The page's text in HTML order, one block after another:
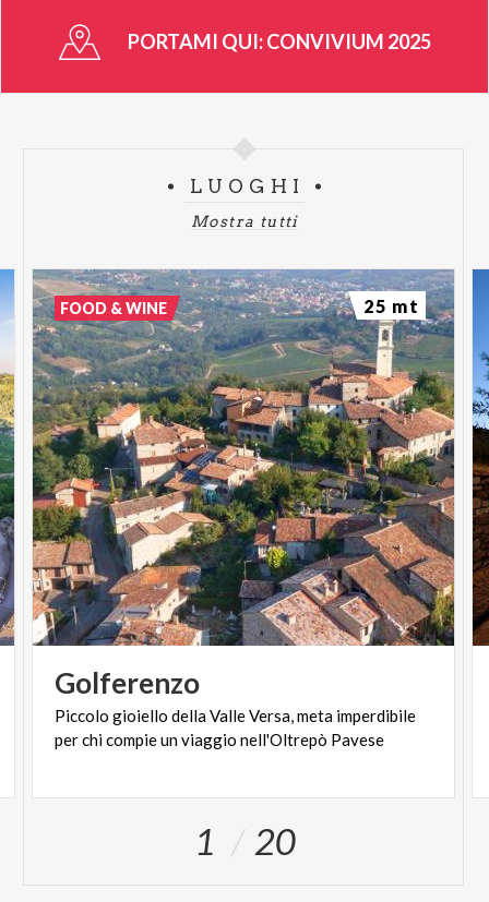
PORTAMI QUI:CONVIVIUM 2025
LUOGHI
Mostra tutti
Golferenzo
Piccolo gioiello dellaValleVersa,meta imperdibile
perchicompieunviaggio nell'Oltrepò Pavese
FOOD & WINE 25 mt
1 20